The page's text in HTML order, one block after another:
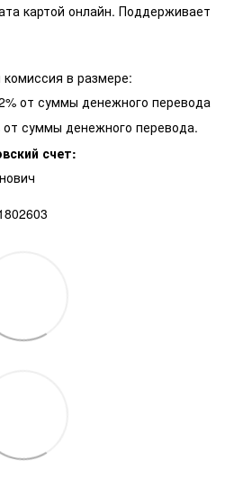
картой онлайн. Поддерживает
в размере:
от суммы денежного перевода
от суммы денежного перевода.
счет: